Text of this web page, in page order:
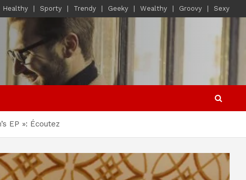
Healthy Sporty Trendy Geeky Wealthy Groovy Sexy
EP »: Écoutez